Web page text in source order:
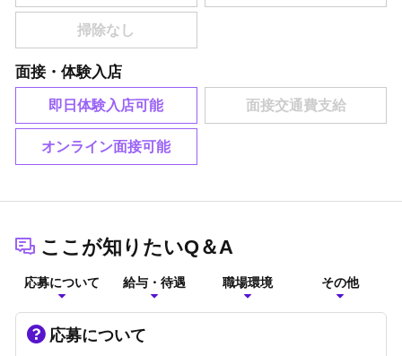
面接・体験入店
即日体験入店可能
オンライン面接可能
ここが知りたいQ＆A
応募について 給与・待遇 職場環境 その他
応募について